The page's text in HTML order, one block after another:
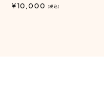
¥10,000(税込)